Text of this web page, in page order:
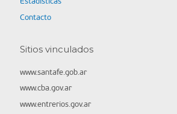
Contacto
Sitios vinculados
www.santafe.gob.ar
www.cba.gov.ar
www.entrerios.gov.ar